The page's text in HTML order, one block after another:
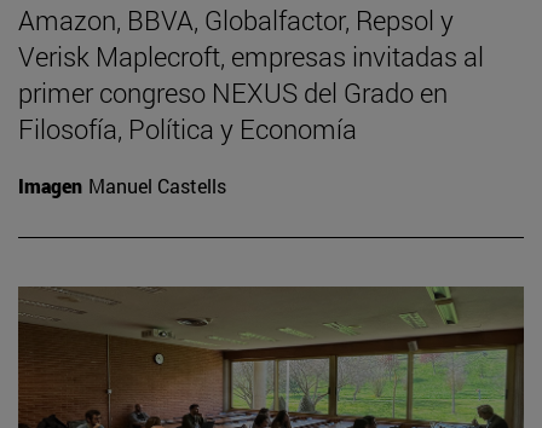
Amazon, BBVA, Globalfactor, Repsol y
Verisk Maplecroft, empresas invitadas al
primer congreso NEXUS del Grado en
Filosofía, Política y Economía
Imagen Manuel Castells